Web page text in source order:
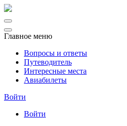
Главное меню
Вопросы и ответы
Путеводитель
Интересные места
Авиабилеты
Войти
Войти